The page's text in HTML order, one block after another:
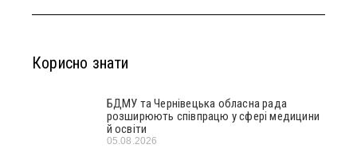
Корисно знати
БДМУ та Чернівецька обласна рада
розширюють співпрацю у сфері медицини
й освіти
05.08.2026